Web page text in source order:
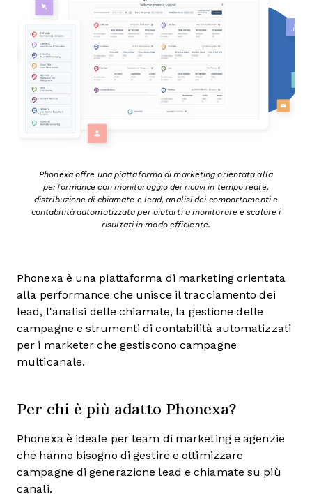
Phonexa offre una piattaforma di marketing orientata alla
performance con monitoraggio dei ricavi in tempo reale,
distribuzione di chiamate e lead, analisi dei comportamenti e
contabilità automatizzata per aiutarti a monitorare e scalare i
risultati in modo efficiente.
Phonexa è una piattaforma di marketing orientata
alla performance che unisce il tracciamento dei
lead, l'analisi delle chiamate, la gestione delle
campagne e strumenti di contabilità automatizzati
per i marketer che gestiscono campagne
multicanale.
Per chi è più adatto Phonexa?
Phonexa è ideale per team di marketing e agenzie
che hanno bisogno di gestire e ottimizzare
campagne di generazione lead e chiamate su più
canali.